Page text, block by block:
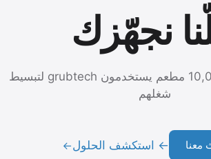
نجهّزك
انضم لأكثر من 10,000 مطعم يستخدمون grubtech لتبسيط
شغلهم
معنا ← استكشف الحلول→